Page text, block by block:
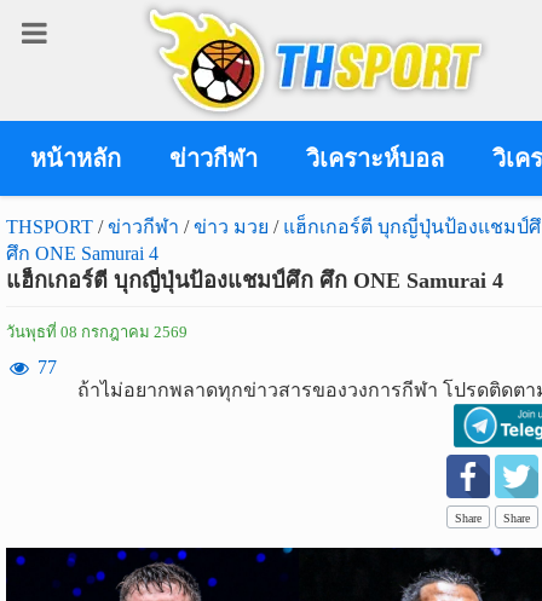
หน้าหลัก ข่าวกีฬา วิเคราะห์บอล วิเค
THSPORT / ข่าวกีฬา / ข่าว มวย / แฮ็กเกอร์ตี บุกญี่ปุ่นป้องแชมป์
ศึก ONE Samurai 4
แฮ็กเกอร์ตี บุกญี่ปุ่นป้องแชมป์ศึก ศึก ONE Samurai 4
วันพุธที่ 08 กรกฎาคม 2569
77
ถ้าไม่อยากพลาดทุกข่าวสารของวงการกีฬา โปรดติดตา
Share Share
เข้า
เข้าสู่ระบบ
เข้าสู่ระบบด้วย facebook
สมัคร
สมาชิก
ข่าว
บอล